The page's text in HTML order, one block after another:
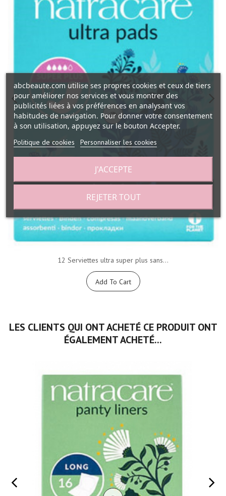
12 Serviettes ultra super plus sans...
Add To Cart
LES CLIENTS QUI ONT ACHETÉ CE PRODUIT ONT
ÉGALEMENT ACHETÉ...
abcbeaute.com utilise ses propres cookies et ceux de tiers
pour améliorer nos services et vous montrer des
publicités liées à vos préférences en analysant vos
habitudes de navigation. Pour donner votre consentement
à son utilisation, appuyez sur le bouton Accepter.
Politique de cookies Personnaliser les cookies
REJETER TOUT
J'ACCEPTE